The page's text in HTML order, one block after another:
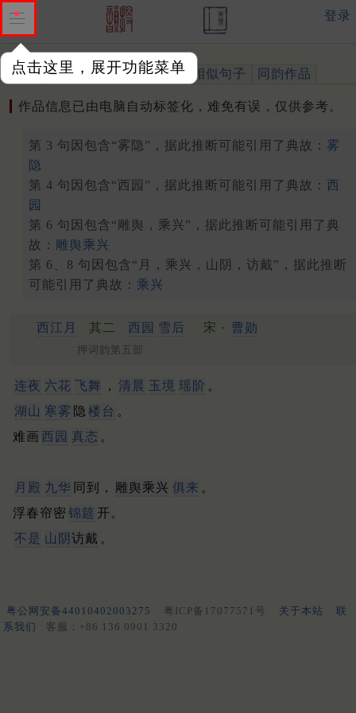
点击这里，展开功能菜单
登录
作品 标注四声 出处、引用 相似句子 同韵作品
作品信息已由电脑自动标签化，难免有误，仅供参考。
第 3 句因包含“雾隐”，据此推断可能引用了典故： 雾
隐
第 4 句因包含“西园”，据此推断可能引用了典故： 西
园
第 6 句因包含“雕舆，乘兴”，据此推断可能引用了典
故：
雕舆乘兴
第 6、8 句因包含“月，乘兴，山阴，访戴”，据此推断
可能引用了典故： 乘兴
西江月 其二 西园 雪后 宋 · 曹勋
押词韵第五部
连夜 六花 飞舞 ， 清晨 玉境 瑶阶 。
湖山 寒雾 隐 楼台 。
难画 西园 真态 。
月殿 九华 同到， 雕舆乘兴 俱来 。
浮春帘密锦筵 开。
不是 山阴 访戴 。
粤公网安备44010402003275 粤ICP备17077571号 关于本站
联
系我们
客服：+86 136 0901 3320